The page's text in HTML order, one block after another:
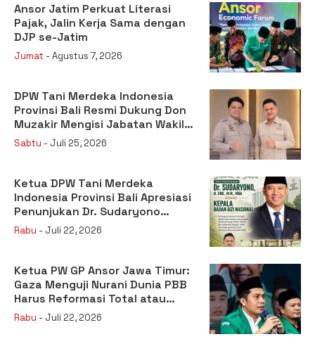
Ansor Jatim Perkuat Literasi
Pajak, Jalin Kerja Sama dengan
DJP se-Jatim
Jumat - Agustus 7, 2026
DPW Tani Merdeka Indonesia
Provinsi Bali Resmi Dukung Don
Muzakir Mengisi Jabatan Wakil
Menteri Pertanian RI
Sabtu - Juli 25, 2026
Ketua DPW Tani Merdeka
Indonesia Provinsi Bali Apresiasi
Penunjukan Dr. Sudaryono
sebagai Kepala Badan Gizi
Rabu - Juli 22, 2026
Ketua PW GP Ansor Jawa Timur:
Gaza Menguji Nurani Dunia PBB
Harus Reformasi Total atau
Kehilangan Legitimasi
Rabu - Juli 22, 2026